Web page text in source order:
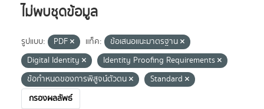
ไม่พบชุดข้อมูล
รูปแบบ: PDF แท็ค:
ข้อเสนอแนะมาตรฐาน
Digital Identity
Identity Proofing Requirements
ข้อกำหนดของการพิสูจน์ตัวตน
Standard
กรองผลลัพธ์